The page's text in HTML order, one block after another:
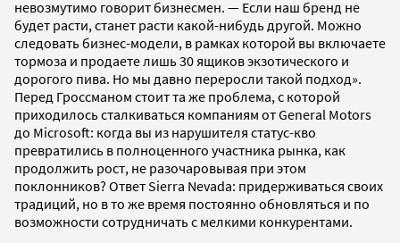
невозмутимо говорит бизнесмен. — Если наш бренд не
будет расти, станет расти какой-нибудь другой. Можно
следовать бизнес-модели, в рамках которой вы включаете
тормоза и продаете лишь 30 ящиков экзотического и
дорогого пива. Но мы давно переросли такой подход».
Перед Гроссманом стоит та же проблема, с которой
приходилось сталкиваться компаниям от General Motors
до Microsoft: когда вы из нарушителя статус-кво
превратились в полноценного участника рынка, как
продолжить рост, не разочаровывая при этом
поклонников? Ответ Sierra Nevada: придерживаться своих
традиций, но в то же время постоянно обновляться и по
возможности сотрудничать с мелкими конкурентами.